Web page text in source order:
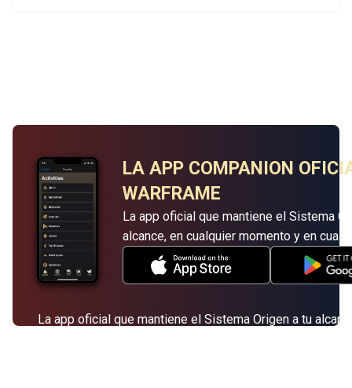
LA APP COMPANION
WARFRAME
La app oficial que mantiene el Sistema
alcance, en cualquier momento y en
La app oficial que mantiene el Sistema Origen a tu